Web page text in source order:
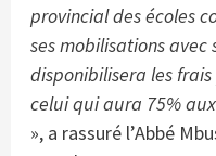
provincial des écoles
ses mobilisations
disponibilisera les frais
celui qui aura 75%
», a rassuré l’Abbé